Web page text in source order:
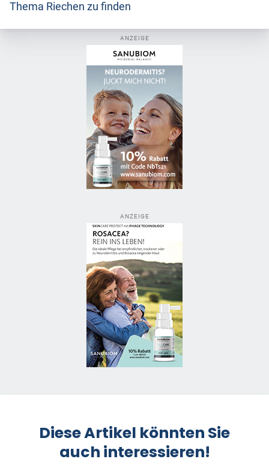
Thema Riechen zu finden
ANZEIGE
ANZEIGE
Diese Artikel könnten Sie
auch interessieren!